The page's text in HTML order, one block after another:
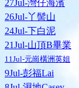
27Jul-灣仔海濱
26Jul-丫髻山
24Jul-下白泥
21Jul-山頂B畢業
11Jul-元崗橫洲英姐
9Jul-彭福Lai